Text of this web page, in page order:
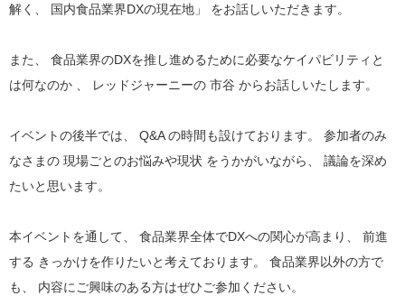
解く、 国内食品業界DXの現在地」 をお話しいただきます。
また、 食品業界のDXを推し進めるために必要なケイパビリティと
は何なのか 、 レッドジャーニーの 市谷 からお話しいたします。
イベントの後半では、 Q&A の時間も設けております。 参加者のみ
なさまの 現場ごとのお悩みや現状 をうかがいながら、 議論を深め
たいと思います。
本イベントを通して、 食品業界全体でDXへの関心が高まり、 前進
する きっかけを作りたいと考えております。 食品業界以外の方で
も、 内容にご興味のある方はぜひご参加ください。